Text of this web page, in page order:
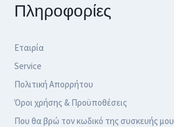
Πληροφορίες
Εταιρία
Service
Πολιτική Απορρήτου
Όροι χρήσης & Προϋποθέσεις
Που θα βρώ τον κωδικό της συσκευής μου